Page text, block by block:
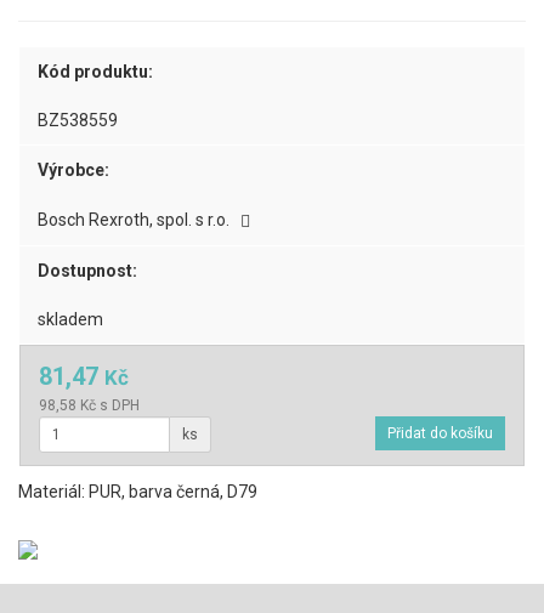
Kód produktu:
BZ538559
Výrobce:
Bosch Rexroth, spol. s r.o.
Dostupnost:
skladem
81,47 Kč
98,58 Kč s DPH
ks
Materiál: PUR, barva černá, D79